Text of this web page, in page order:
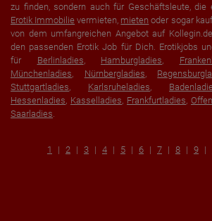
zu finden, sondern auch für Geschäftsleute, die
Erotik Immobilie vermieten, mieten oder sogar
von dem umfangreichen Angebot auf
den passenden Erotik Job für Dich. Erotikjobs
für Berlinladies Hamburgladies
Münchenladies
Nürnbergladies
Stuttgartladies
Karlsruheladies
Hessenladies Kasselladies Frankfurtladies
Saarladies
1 2 3 4 5 6 7 8 9